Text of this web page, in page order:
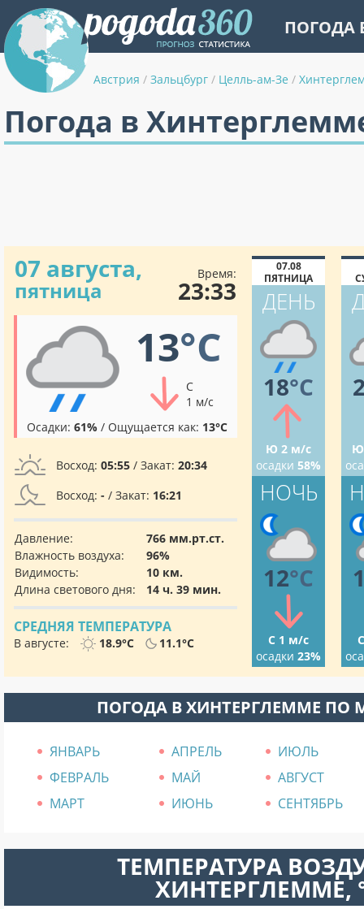
ПОГОДА
Австрия / Зальцбург / Целль-ам-Зе /
Погода в
07 августа,
пятница
Время:
23:33
13°C
С
1 м/с
Осадки: 61% / Ощущается как: 13°C
Восход: 05:55 / Закат: 20:34
Восход: - / Закат: 16:21
Давление:
766 мм.рт.ст.
Влажность воздуха:
96%
Видимость:
10 км.
Длина светового дня:
14 ч. 39 мин.
СРЕДНЯЯ ТЕМПЕРАТУРА
В августе: 18.9°C 11.1°C
07.08
ПЯТНИЦА
ДЕНЬ
18°C
Ю 2 м/с
осадки 58%
НОЧЬ
12°C
С 1 м/с
осадки 23%
ПОГОДА В ХИНТЕРГЛЕММЕ ПО
ЯНВАРЬ АПРЕЛЬ
ИЮЛЬ
ФЕВРАЛЬ
МАЙ
АВГУСТ
МАРТ
ИЮНЬ СЕНТЯБРЬ
ТЕМПЕРАТУРА
ХИНТЕРГЛЕММЕ,